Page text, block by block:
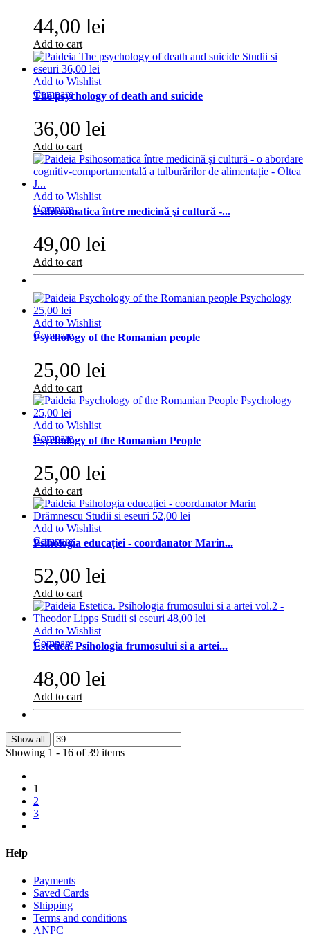
44,00 lei
Add to cart
Add to Wishlist
Compare
The psychology of death and suicide
36,00 lei
Add to cart
Add to Wishlist
Compare
Psihosomatica între medicină şi cultură -...
49,00 lei
Add to cart
Add to Wishlist
Compare
Psychology of the Romanian people
25,00 lei
Add to cart
Add to Wishlist
Compare
Psychology of the Romanian People
25,00 lei
Add to cart
Add to Wishlist
Compare
Psihologia educației - coordanator Marin...
52,00 lei
Add to cart
Add to Wishlist
Compare
Estetica. Psihologia frumosului si a artei...
48,00 lei
Add to cart
Show all
Showing 1 - 16 of 39 items
1
2
3
Help
Payments
Saved Cards
Shipping
Terms and conditions
ANPC